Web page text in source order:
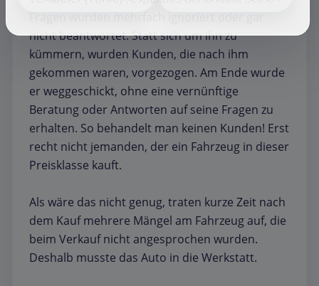
Fragen wurden mehrfach ignoriert oder gar
nicht beantwortet. Statt sich um ihn zu
kümmern, wurden Kunden, die nach ihm
gekommen waren, vorgezogen. Am Ende wurde
er weggeschickt, ohne eine vernünftige
Beratung oder Antworten auf seine Fragen zu
erhalten. So behandelt man keinen Kunden! Erst
recht nicht jemanden, der ein Fahrzeug in dieser
Preisklasse kauft.
Als wäre das nicht genug, traten kurze Zeit nach
dem Kauf mehrere Mängel am Fahrzeug auf, die
beim Verkauf nicht angesprochen wurden.
Deshalb musste das Auto in die Werkstatt.